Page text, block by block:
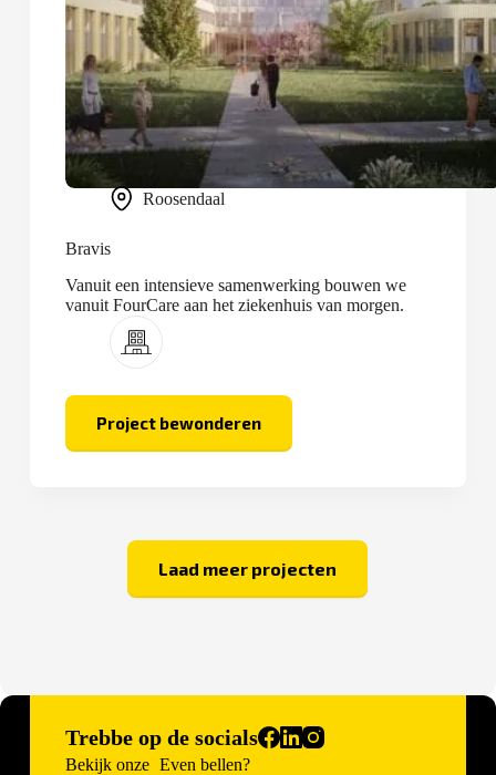
Roosendaal
Bravis
Vanuit een intensieve samenwerking bouwen we
vanuit FourCare aan het ziekenhuis van morgen.
Project bewonderen
Bravis
Laad meer projecten
Trebbe op de socials
Bekijk onze Even bellen?